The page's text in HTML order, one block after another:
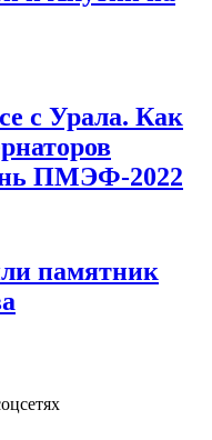
с Урала. Как
ПМЭФ-2022
памятник